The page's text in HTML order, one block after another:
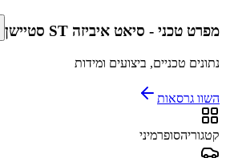
מפרט טכני - סיאט איביזה ST סטיישן
נתונים טכניים, ביצועים ומידות
השוו גרסאות
קטגוריהסופרמיני